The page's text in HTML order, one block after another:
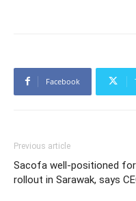
Facebook
Previous article
Sacofa well-positioned for
rollout in Sarawak, says